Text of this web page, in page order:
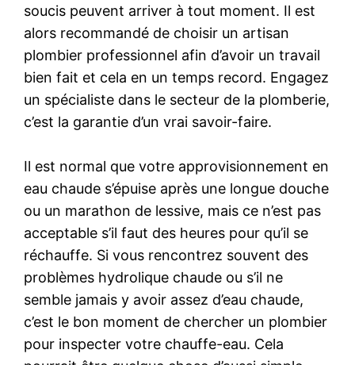
soucis peuvent arriver à tout moment. Il est
alors recommandé de choisir un artisan
plombier professionnel afin d’avoir un travail
bien fait et cela en un temps record. Engagez
un spécialiste dans le secteur de la plomberie,
c’est la garantie d’un vrai savoir-faire.
Il est normal que votre approvisionnement en
eau chaude s’épuise après une longue douche
ou un marathon de lessive, mais ce n’est pas
acceptable s’il faut des heures pour qu’il se
réchauffe. Si vous rencontrez souvent des
problèmes hydrolique chaude ou s’il ne
semble jamais y avoir assez d’eau chaude,
c’est le bon moment de chercher un plombier
pour inspecter votre chauffe-eau. Cela